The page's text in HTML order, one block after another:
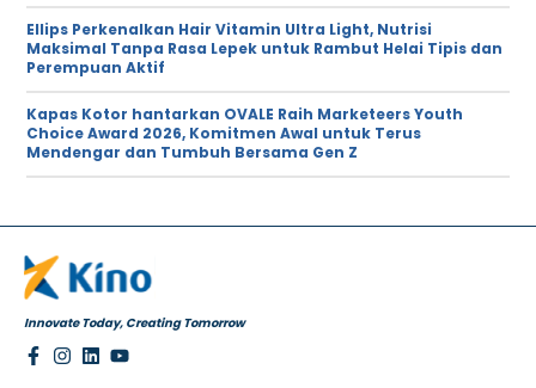
Ellips Perkenalkan Hair Vitamin Ultra Light, Nutrisi
Maksimal Tanpa Rasa Lepek untuk Rambut Helai Tipis dan
Perempuan Aktif
Kapas Kotor hantarkan OVALE Raih Marketeers Youth
Choice Award 2026, Komitmen Awal untuk Terus
Mendengar dan Tumbuh Bersama Gen Z
Innovate Today, Creating Tomorrow